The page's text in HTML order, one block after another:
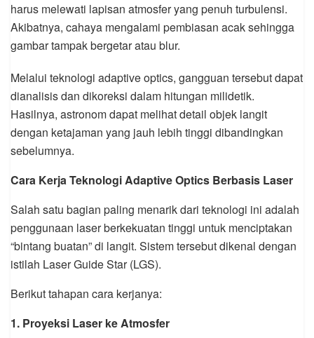
harus melewati lapisan atmosfer yang penuh turbulensi.
Akibatnya, cahaya mengalami pembiasan acak sehingga
gambar tampak bergetar atau blur.
Melalui teknologi adaptive optics, gangguan tersebut dapat
dianalisis dan dikoreksi dalam hitungan milidetik.
Hasilnya, astronom dapat melihat detail objek langit
dengan ketajaman yang jauh lebih tinggi dibandingkan
sebelumnya.
Cara Kerja Teknologi Adaptive Optics Berbasis Laser
Salah satu bagian paling menarik dari teknologi ini adalah
penggunaan laser berkekuatan tinggi untuk menciptakan
“bintang buatan” di langit. Sistem tersebut dikenal dengan
istilah Laser Guide Star (LGS).
Berikut tahapan cara kerjanya:
1. Proyeksi Laser ke Atmosfer